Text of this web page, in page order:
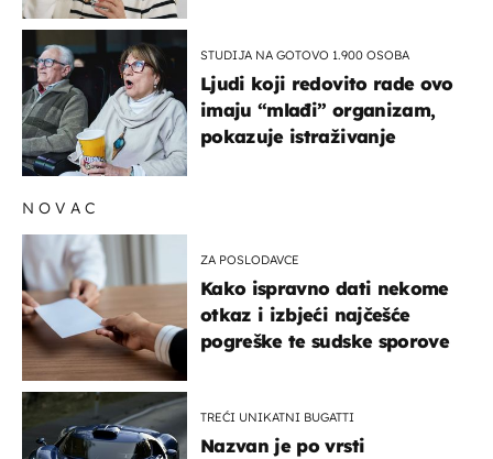
STUDIJA NA GOTOVO 1.900 OSOBA
Ljudi koji redovito rade ovo
imaju “mlađi” organizam,
pokazuje istraživanje
NOVAC
ZA POSLODAVCE
Kako ispravno dati nekome
otkaz i izbjeći najčešće
pogreške te sudske sporove
TREĆI UNIKATNI BUGATTI
Nazvan je po vrsti